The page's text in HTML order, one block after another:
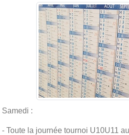
Samedi :
- Toute la journée tournoi U10U11